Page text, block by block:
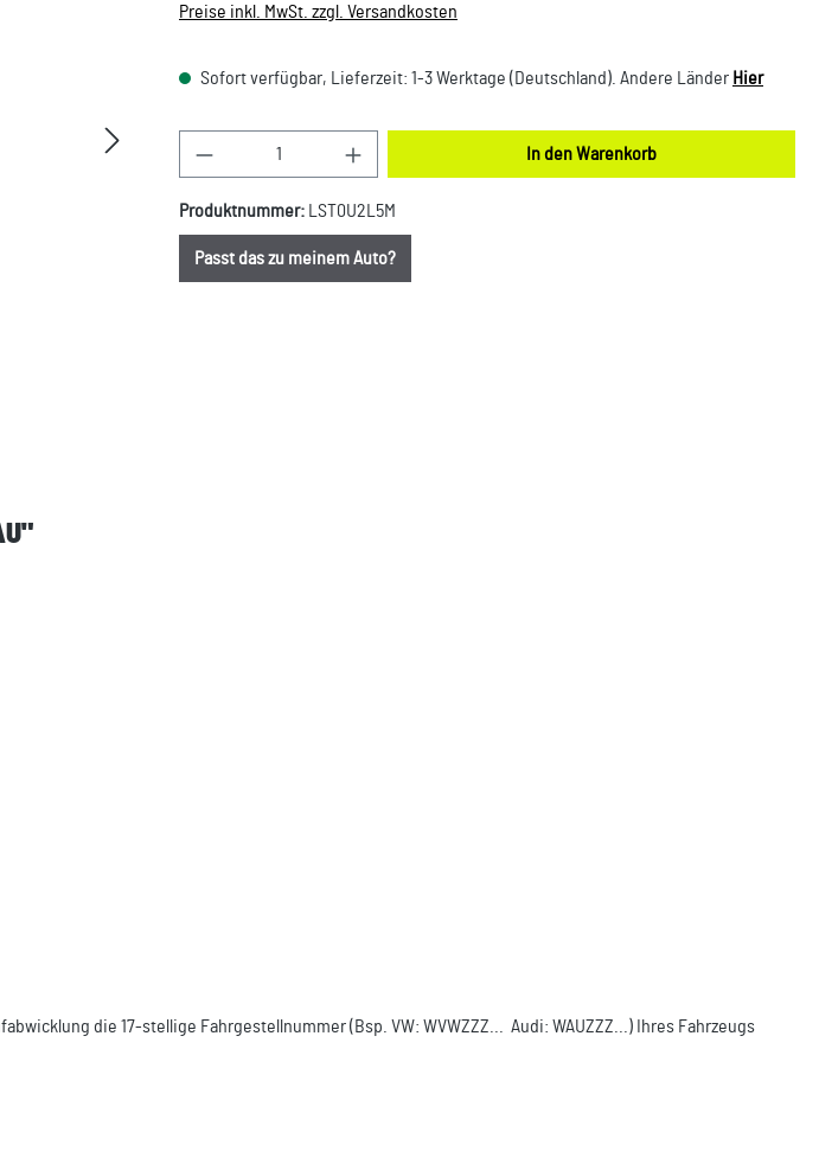
Preise inkl. MwSt. zzgl. Versandkosten
Sofort verfügbar, Lieferzeit: 1-3 Werktage (Deutschland). Andere Länder Hier
Produkt Anzahl: Gib den gewünschten Wert ein oder
In den Warenkorb
Produktnummer: LST0U2L5M
Passt das zu meinem Auto?
die 17-stellige Fahrgestellnummer (Bsp. VW: WVWZZZ... Audi: WAUZZZ...) Ihres Fahrzeugs